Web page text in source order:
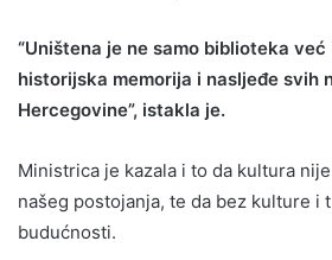
“Uništena je ne samo biblioteka
historijska memorija i nasljeđe svih
Hercegovine”, istakla je.
Ministrica je kazala i to da kultura
našeg postojanja, te da bez kulture i
budućnosti.